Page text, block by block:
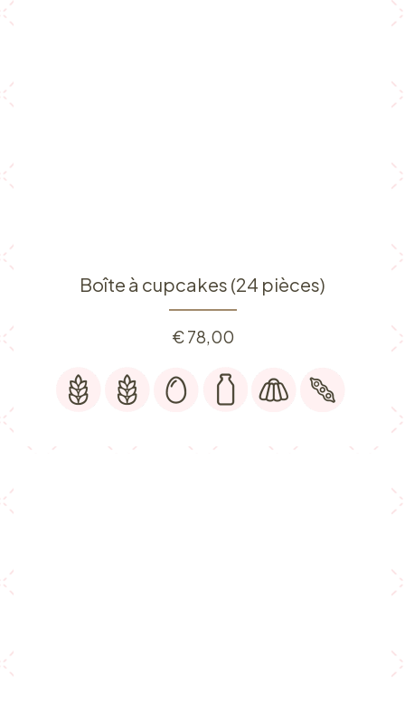
Boîte à cupcakes (24 pièces)
€78,00